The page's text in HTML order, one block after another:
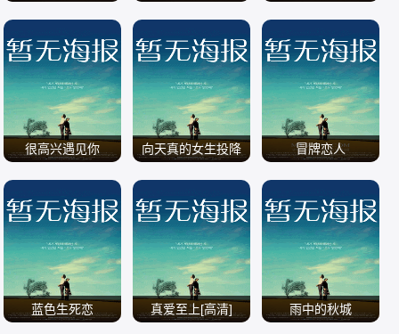
/ / /
很高兴遇见你
/
向天真的女生投降
/
冒牌恋人
/
蓝色生死恋 真爱至上[高清] 雨中的秋城